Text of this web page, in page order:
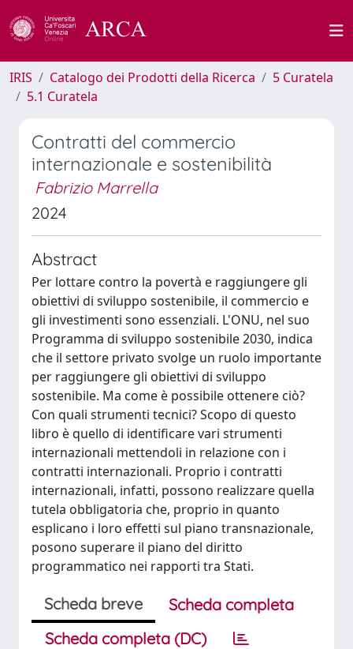
IRIS Catalogo dei Prodotti della Ricerca
5 Curatela
5.1 Curatela
Contratti del commercio
internazionale e sostenibilità
Fabrizio Marrella
2024
Abstract
Per lottare contro la povertà e raggiungere gli
obiettivi di sviluppo sostenibile, il commercio e
gli investimenti sono essenziali. L'ONU, nel suo
Programma di sviluppo sostenibile 2030, indica
che il settore privato svolge un ruolo importante
per raggiungere gli obiettivi di sviluppo
sostenibile. Ma come è possibile ottenere ciò?
Con quali strumenti tecnici? Scopo di questo
libro è quello di identificare vari strumenti
internazionali mettendoli in relazione con i
contratti internazionali. Proprio i contratti
internazionali, infatti, possono realizzare quella
tutela obbligatoria che, proprio in quanto
esplicano i loro effetti sul piano transnazionale,
posono superare il piano del diritto
programmatico nei rapporti tra Stati.
Scheda breve
Scheda completa
Scheda completa (DC)